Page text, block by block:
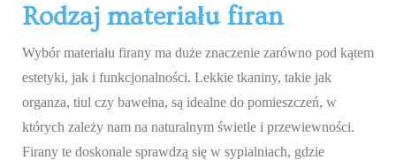
Rodzaj materiału firan
Wybór materiału firany ma duże znaczenie zarówno pod kątem
estetyki, jak i funkcjonalności. Lekkie tkaniny, takie jak
organza, tiul czy bawełna, są idealne do pomieszczeń, w
których zależy nam na naturalnym świetle i przewiewności.
Firany te doskonale sprawdzą się w sypialniach, gdzie